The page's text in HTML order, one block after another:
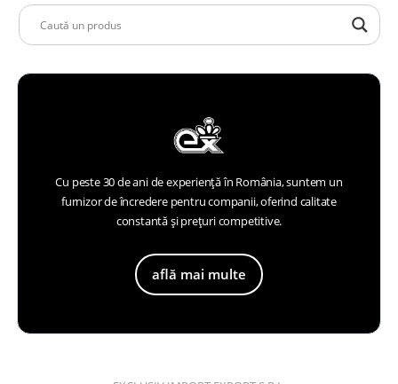
Cu peste 30 de ani de experiență în România, suntem un
furnizor de încredere pentru companii, oferind calitate
constantă și prețuri competitive.
află mai multe